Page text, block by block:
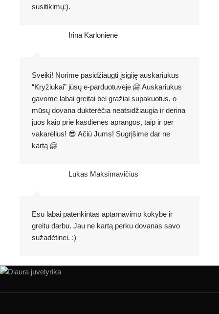
susitikimų:).
Irina Karlonienė
Sveiki! Norime pasidžiaugti įsigiję auskariukus
“Kryžiukai” jūsų e-parduotuvėje 🤗 Auskariukus
gavome labai greitai bei gražiai supakuotus, o
mūsų dovana dukterėčia neatsidžiaugia ir derina
juos kaip prie kasdienės aprangos, taip ir per
vakarėlius! 😎 Ačiū Jums! Sugrįšime dar ne
kartą 🤗
Lukas Maksimavičius
Esu labai patenkintas aptarnavimo kokybe ir
greitu darbu. Jau ne kartą perku dovanas savo
sužadėtinei. :)